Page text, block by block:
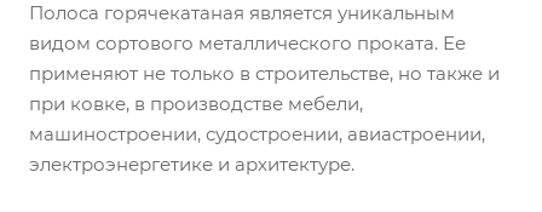
Полоса горячекатаная является уникальным
видом сортового металлического проката. Ее
применяют не только в строительстве, но также и
при ковке, в производстве мебели,
машиностроении, судостроении, авиастроении,
электроэнергетике и архитектуре.